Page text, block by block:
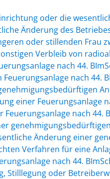
oder die
Änderung des
oder stillenden Frau
Verbleib von
nach 44.
nach 44.
einer Feuerungsanlage
nach 44.
Änderung einer
Verfahren für eine
nach 44.
Stilllegung oder